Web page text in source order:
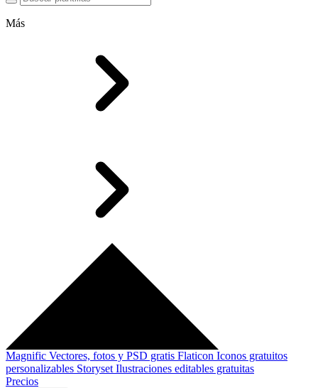
Más
Magnific Vectores, fotos y PSD gratis Flaticon Iconos gratuitos
personalizables Storyset Ilustraciones editables gratuitas
Precios